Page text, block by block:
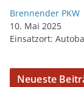
Brennender PKW
10. Mai 2025
Einsatzort:
Neueste